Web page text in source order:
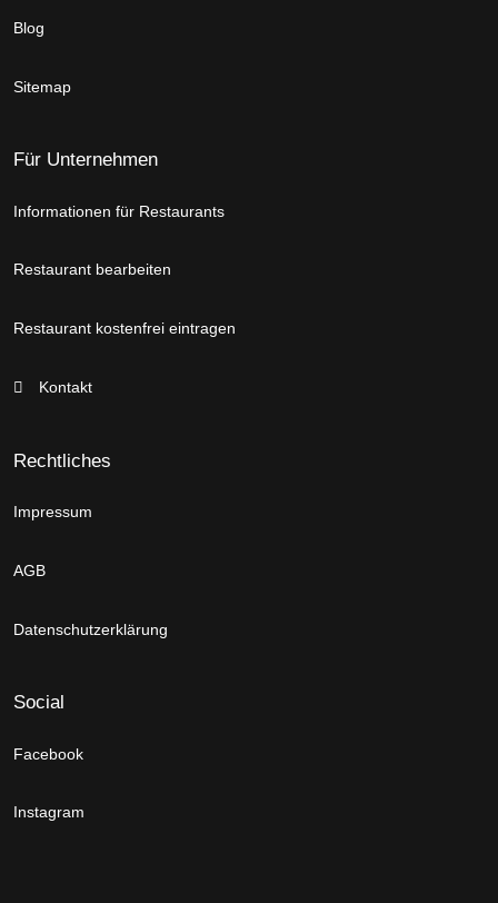
Blog
Sitemap
Für Unternehmen
Informationen für Restaurants
Restaurant bearbeiten
Restaurant kostenfrei eintragen
Kontakt
Rechtliches
Impressum
AGB
Datenschutzerklärung
Social
Facebook
Instagram